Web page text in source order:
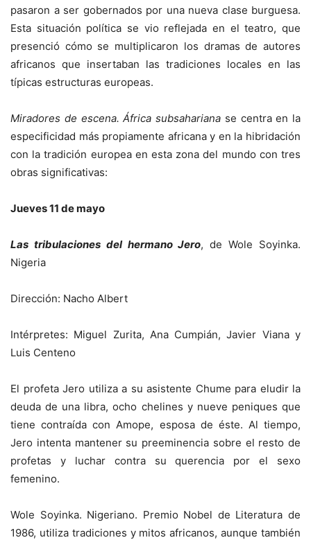
pasaron a ser gobernados por una nueva clase burguesa.
Esta situación política se vio reflejada en el teatro, que
presenció cómo se multiplicaron los dramas de autores
africanos que insertaban las tradiciones locales en las
típicas estructuras europeas.
Miradores de escena. África subsahariana se centra en la
especificidad más propiamente africana y en la hibridación
con la tradición europea en esta zona del mundo con tres
obras significativas:
Jueves 11 de mayo
Las tribulaciones del hermano Jero, de Wole Soyinka.
Nigeria
Dirección: Nacho Albert
Intérpretes: Miguel Zurita, Ana Cumpián, Javier Viana y
Luis Centeno
El profeta Jero utiliza a su asistente Chume para eludir la
deuda de una libra, ocho chelines y nueve peniques que
tiene contraída con Amope, esposa de éste. Al tiempo,
Jero intenta mantener su preeminencia sobre el resto de
profetas y luchar contra su querencia por el sexo
femenino.
Wole Soyinka. Nigeriano. Premio Nobel de Literatura de
1986, utiliza tradiciones y mitos africanos, aunque también